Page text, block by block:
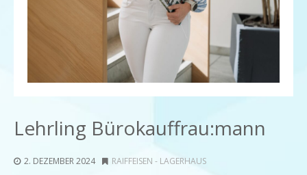
Lehrling Bürokauffrau:mann
2. DEZEMBER 2024 RAIFFEISEN - LAGERHAUS